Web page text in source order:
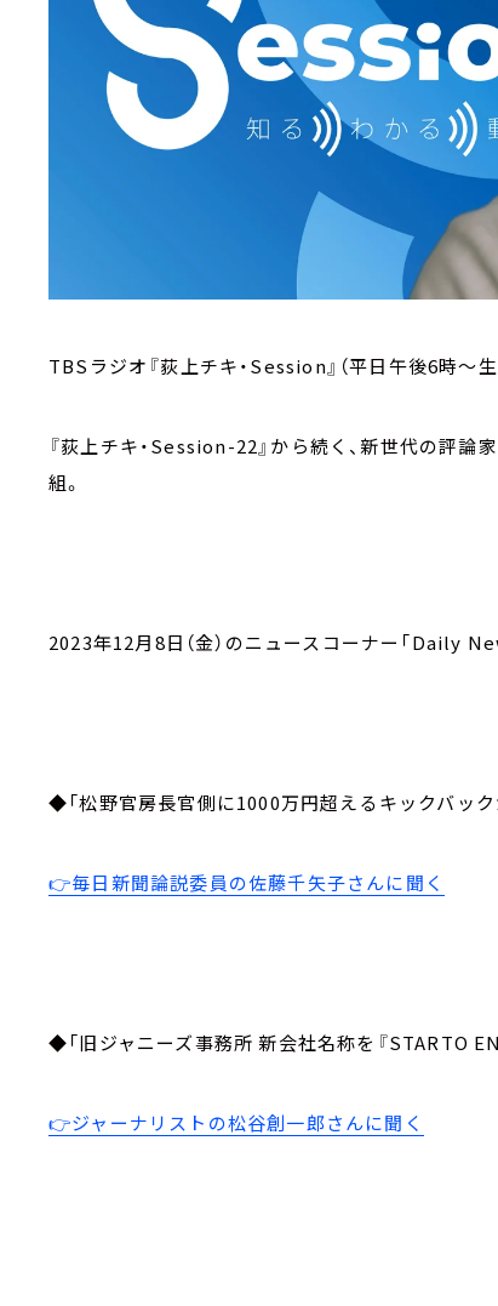
TBSラジオ『荻上チキ・Session』（平日午後6時～生
『荻上チキ・Session-22』から続く、新世代の評
組。
2023年12月8日（金）のニュースコーナー「Daily
◆「松野官房長官側に1000万円超えるキックバック
👉毎日新聞論説委員の佐藤千矢子さんに聞く
◆「旧ジャニーズ事務所 新会社名称を『STARTO
👉ジャーナリストの松谷創一郎さんに聞く